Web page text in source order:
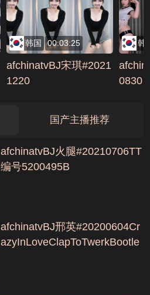
7
韩国 00:03:25
afchinatvBJ宋琪#2021
1220
韩
0830
国产主播推荐
afchinatvBJ火腿#20210706TT
编号5200495B
afchinatvBJ邢英#20200604Cr
azyInLoveClapToTwerkBootle